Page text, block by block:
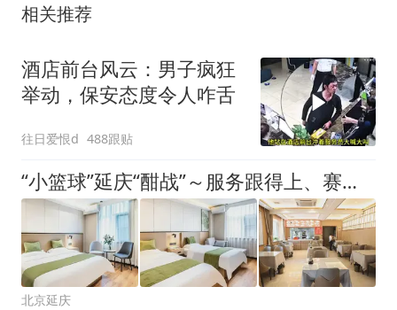
相关推荐
酒店前台风云：男子疯狂
举动，保安态度令人咋舌
往日爱恨d 488跟贴
“小篮球”延庆“酣战”～服务跟得上、赛事有保障！
北京延庆